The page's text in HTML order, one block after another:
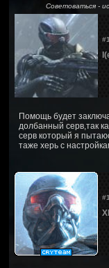
Советоваться -
Помощь будет
долбанный серв,так
серв который я
таже херь с